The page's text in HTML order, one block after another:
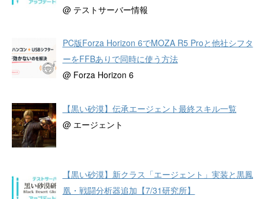
@ テストサーバー情報
PC版Forza Horizon 6でMOZA R5 Proと他社シフタ
ーをFFBありで同時に使う方法
@ Forza Horizon 6
【黒い砂漠】伝承エージェント最終スキル一覧
@ エージェント
【黒い砂漠】新クラス「エージェント」実装と黒鳳
凰・戦闘分析器追加【7/31研究所】